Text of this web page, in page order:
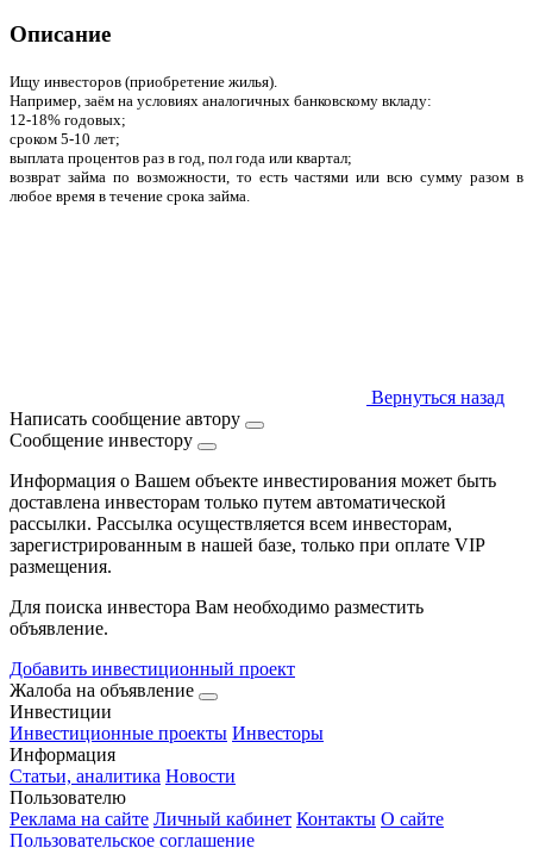
Описание
Ищу инвесторов (приобретение жилья).
Например, заём на условиях аналогичных банковскому вкладу:
12-18% годовых;
сроком 5-10 лет;
выплата процентов раз в год, пол года или квартал;
возврат займа по возможности, то есть частями или всю сумму разом в
любое время в течение срока займа.
Вернуться назад
Написать сообщение автору
Сообщение инвестору
Информация о Вашем объекте инвестирования может быть
доставлена инвесторам только путем автоматической
рассылки. Рассылка осуществляется всем инвесторам,
зарегистрированным в нашей базе, только при оплате VIP
размещения.
Для поиска инвестора Вам необходимо разместить
объявление.
Добавить инвестиционный проект
Жалоба на объявление
Инвестиции
Инвестиционные проекты Инвесторы
Информация
Статьи, аналитика Новости
Пользователю
Реклама на сайте Личный кабинет Контакты О сайте
Пользовательское соглашение